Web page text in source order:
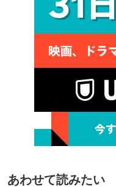
あわせて読みたい